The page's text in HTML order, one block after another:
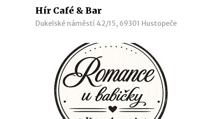
Hír Café & Bar
Dukelské náměstí 42/15, 69301 Hustopeče